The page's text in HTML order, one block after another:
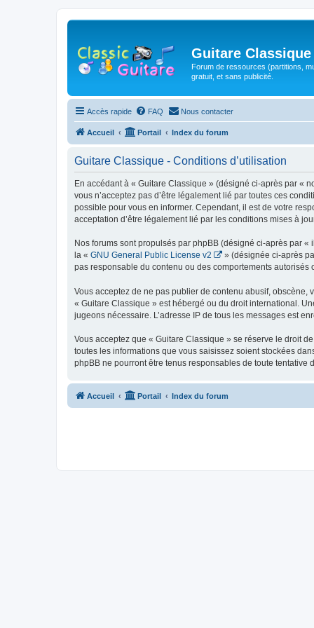
Guitare Classique
Forum de ressources (partitions,
gratuit, et sans publicité.
Accès rapide FAQ Nous contacter
Accueil Portail Index du forum
Guitare Classique - Conditions d’utilisation
En accédant à « Guitare Classique » (désigné ci-après par «
vous n’acceptez pas d’être légalement lié par toutes ces
possible pour vous en informer. Cependant, il est de votre
acceptation d’être légalement lié par les conditions mises à
Nos forums sont propulsés par phpBB (désigné ci-après par
la « GNU General Public License v2
» (désignée ci-après
pas responsable du contenu ou des comportements
Vous acceptez de ne pas publier de contenu abusif,
« Guitare Classique » est hébergé ou du droit international.
jugeons nécessaire. L’adresse IP de tous les messages est
Vous acceptez que « Guitare Classique » se réserve le droit
toutes les informations que vous saisissez soient stockées
phpBB ne pourront être tenus responsables de toute
Accueil Portail Index du forum